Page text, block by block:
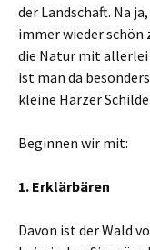
der Landschaft. Na
immer wieder schön
die Natur mit
ist man da
kleine Harzer
Beginnen wir mit:
1. Erklärbären
Davon ist der Wald